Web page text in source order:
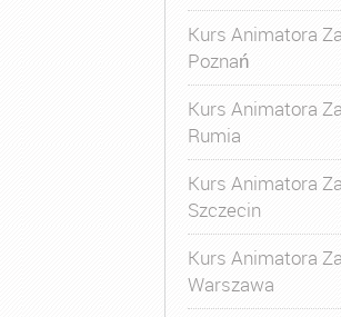
Kurs Animatora
Poznań
Kurs Animatora
Rumia
Kurs Animatora
Szczecin
Kurs Animatora
Warszawa